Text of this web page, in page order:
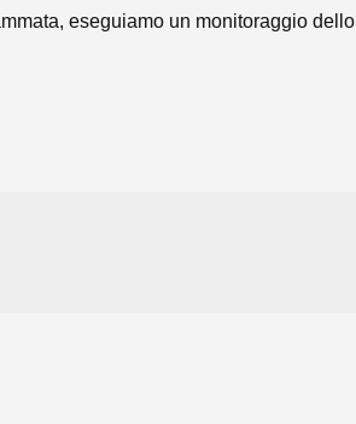
eseguiamo un monitoraggio dello